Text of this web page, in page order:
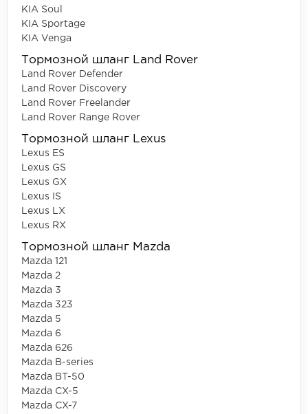
KIA Soul
KIA Sportage
KIA Venga
Тормозной шланг Land Rover
Land Rover Defender
Land Rover Discovery
Land Rover Freelander
Land Rover Range Rover
Тормозной шланг Lexus
Lexus ES
Lexus GS
Lexus GX
Lexus IS
Lexus LX
Lexus RX
Тормозной шланг Mazda
Mazda 121
Mazda 2
Mazda 3
Mazda 323
Mazda 5
Mazda 6
Mazda 626
Mazda B-series
Mazda BT-50
Mazda CX-5
Mazda CX-7